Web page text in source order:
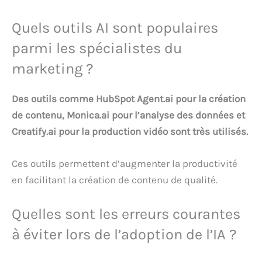
Quels outils AI sont populaires
parmi les spécialistes du
marketing ?
Des outils comme HubSpot Agent.ai pour la création
de contenu, Monica.ai pour l’analyse des données et
Creatify.ai pour la production vidéo sont très utilisés.
Ces outils permettent d’augmenter la productivité
en facilitant la création de contenu de qualité.
Quelles sont les erreurs courantes
à éviter lors de l’adoption de l’IA ?